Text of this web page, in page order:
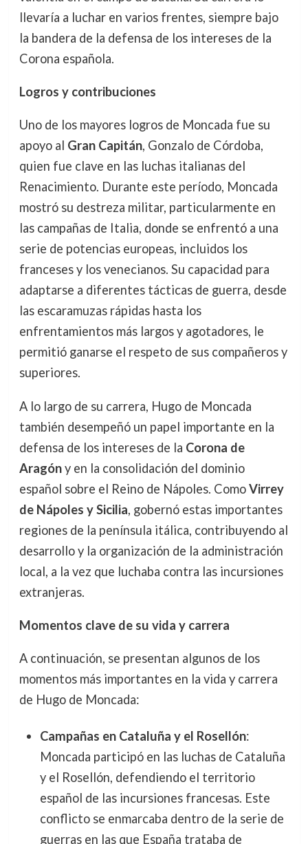
llevaría a luchar en varios frentes, siempre bajo
la bandera de la defensa de los intereses de la
Corona española.
Logros y contribuciones
Uno de los mayores logros de Moncada fue su
apoyo al Gran Capitán, Gonzalo de Córdoba,
quien fue clave en las luchas italianas del
Renacimiento. Durante este período, Moncada
mostró su destreza militar, particularmente en
las campañas de Italia, donde se enfrentó a una
serie de potencias europeas, incluidos los
franceses y los venecianos. Su capacidad para
adaptarse a diferentes tácticas de guerra, desde
las escaramuzas rápidas hasta los
enfrentamientos más largos y agotadores, le
permitió ganarse el respeto de sus compañeros y
superiores.
A lo largo de su carrera, Hugo de Moncada
también desempeñó un papel importante en la
defensa de los intereses de la Corona de
Aragóny en la consolidación del dominio
español sobre el Reino de Nápoles. ComoVirrey
de Nápoles y Sicilia, gobernó estas importantes
regiones de la península itálica, contribuyendo al
desarrollo y la organización de la administración
local, a la vez que luchaba contra las incursiones
extranjeras.
Momentos clave de su vida y carrera
A continuación, se presentan algunos de los
momentos más importantes en la vida y carrera
de Hugo de Moncada:
Campañas en Cataluña y el Rosellón:
Moncada participó en las luchas de Cataluña
y el Rosellón, defendiendo el territorio
español de las incursiones francesas. Este
conflicto se enmarcaba dentro de la serie de
guerras en las que España trataba de